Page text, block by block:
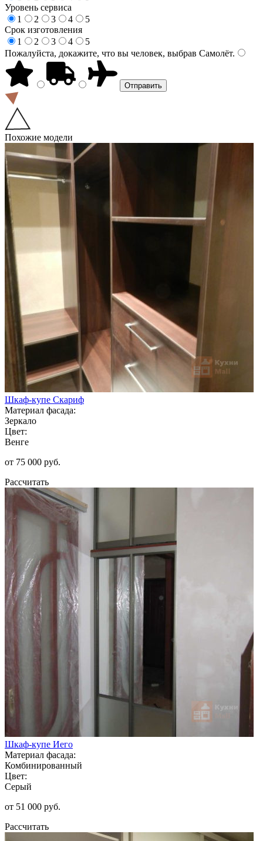
Уровень сервиса
1
2 3 4
5
Срок изготовления
1
2 3 4
5
Пожалуйста, докажите, что вы человек, выбрав Самолёт.
Похожие модели
Шкаф-купе Скариф
Материал фасада:
Зеркало
Цвет:
Венге
от 75 000 руб.
Рассчитать
Шкаф-купе Иего
Материал фасада:
Комбинированный
Цвет:
Серый
от 51 000 руб.
Рассчитать